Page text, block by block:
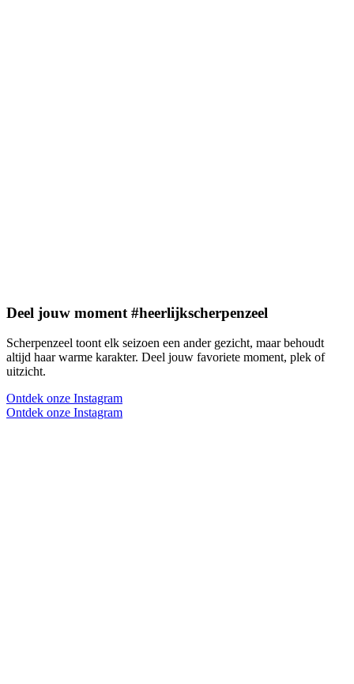
Deel jouw moment #heerlijkscherpenzeel
Scherpenzeel toont elk seizoen een ander gezicht, maar behoudt
altijd haar warme karakter. Deel jouw favoriete moment, plek of
uitzicht.
Ontdek onze Instagram
Ontdek onze Instagram